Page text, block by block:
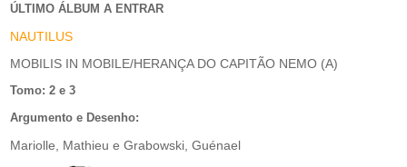
ÚLTIMO ÁLBUM A ENTRAR
NAUTILUS
MOBILIS IN MOBILE/HERANÇA DO CAPITÃO NEMO (A)
Tomo: 2 e 3
Argumento e Desenho:
Mariolle, Mathieu e Grabowski, Guénael